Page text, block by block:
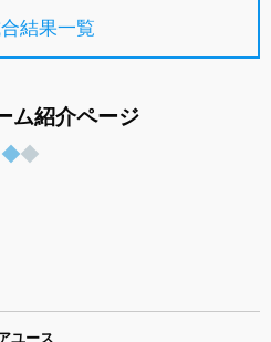
結果一覧
ム紹介ページ
ユース